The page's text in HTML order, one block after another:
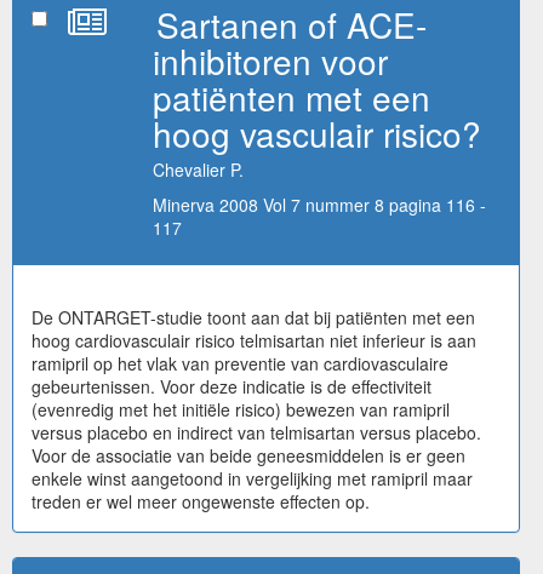
Sartanen of ACE-
inhibitoren voor
patiënten met een
hoog vasculair risico?
Chevalier P.
Minerva 2008 Vol 7 nummer 8 pagina 116 -
117
De ONTARGET-studie toont aan dat bij patiënten met een
hoog cardiovasculair risico telmisartan niet inferieur is aan
ramipril op het vlak van preventie van cardiovasculaire
gebeurtenissen. Voor deze indicatie is de effectiviteit
(evenredig met het initiële risico) bewezen van ramipril
versus placebo en indirect van telmisartan versus placebo.
Voor de associatie van beide geneesmiddelen is er geen
enkele winst aangetoond in vergelijking met ramipril maar
treden er wel meer ongewenste effecten op.